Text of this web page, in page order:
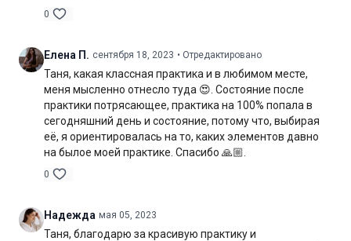
0
Елена П. сентября 18, 2023 • Отредактировано
Таня, какая классная практика и в любимом месте,
меня мысленно отнесло туда 😍. Состояние после
практики потрясающее, практика на 100% попала в
сегодняшний день и состояние, потому что, выбирая
её, я ориентировалась на то, каких элементов давно
на былое моей практике. Спасибо 🙏🏼.
0
Надежда мая 05, 2023
Таня, благодарю за красивую практику и